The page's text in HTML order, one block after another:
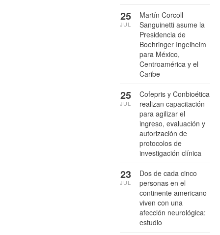
Martín Corcoll
Sanguinetti asume la
Presidencia de
Boehringer Ingelheim
para México,
Centroamérica y el
Caribe
25
JUL
Cofepris y Conbioética
realizan capacitación
para agilizar el
ingreso, evaluación y
autorización de
protocolos de
investigación clínica
25
JUL
Dos de cada cinco
personas en el
continente americano
viven con una
afección neurológica:
estudio
23
JUL